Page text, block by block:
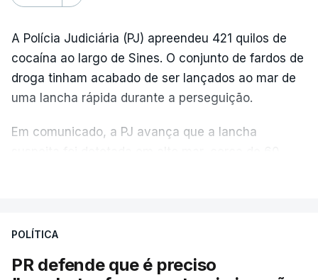
A Polícia Judiciária (PJ) apreendeu 421 quilos de
cocaína ao largo de Sines. O conjunto de fardos de
droga tinham acabado de ser lançados ao mar de
uma lancha rápida durante a perseguição.
Em comunicado, a PJ avança que a lancha
desencadeando uma ação de prevenção
articulação com a Marinha, a Autoridade Marítima
POLÍTICA
PR defende que é preciso